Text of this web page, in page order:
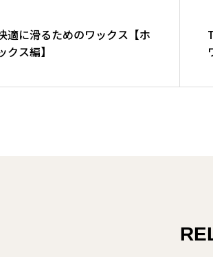
適に滑るためのワックス【ホ
クス編】